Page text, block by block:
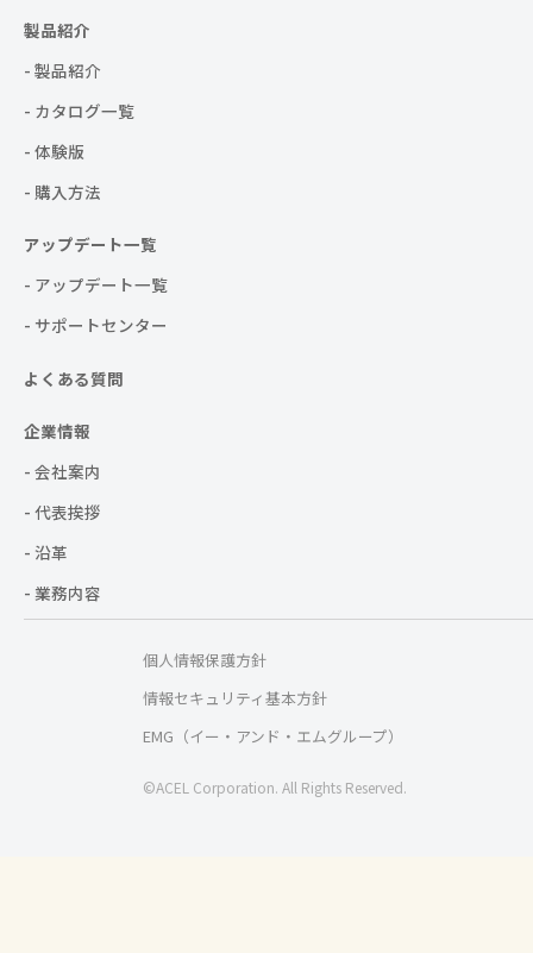
製品紹介
- 製品紹介
- カタログ一覧
- 体験版
- 購入方法
アップデート一覧
- アップデート一覧
- サポートセンター
よくある質問
企業情報
- 会社案内
- 代表挨拶
- 沿革
- 業務内容
個人情報保護方針
情報セキュリティ基本方針
EMG（イー・アンド・エムグループ）